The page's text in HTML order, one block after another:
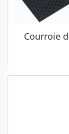
Courroie